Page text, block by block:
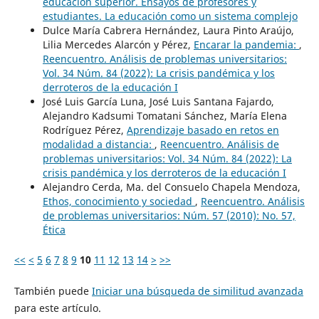
estudiantes. La educación como un sistema complejo
Dulce María Cabrera Hernández, Laura Pinto Araújo,
Lilia Mercedes Alarcón y Pérez, Encarar la pandemia: ,
Reencuentro. Análisis de problemas universitarios:
Vol. 34 Núm. 84 (2022): La crisis pandémica y los
derroteros de la educación I
José Luis García Luna, José Luis Santana Fajardo,
Alejandro Kadsumi Tomatani Sánchez, María Elena
Rodríguez Pérez, Aprendizaje basado en retos en
modalidad a distancia: , Reencuentro. Análisis de
problemas universitarios: Vol. 34 Núm. 84 (2022): La
crisis pandémica y los derroteros de la educación I
Alejandro Cerda, Ma. del Consuelo Chapela Mendoza,
Ethos, conocimiento y sociedad , Reencuentro. Análisis
de problemas universitarios: Núm. 57 (2010): No. 57,
Ética
<< < 5 6 7 8 9 10 11 12 13 14 > >>
También puede Iniciar una búsqueda de similitud avanzada
para este artículo.